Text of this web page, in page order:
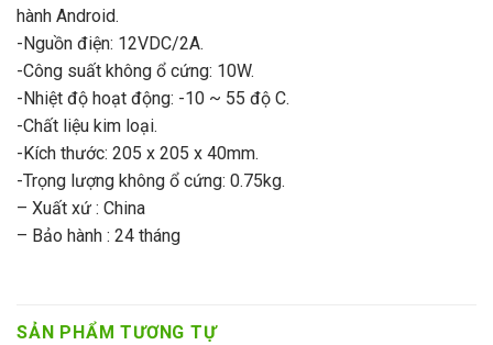
hành Android.
-Nguồn điện: 12VDC/2A.
-Công suất không ổ cứng: 10W.
-Nhiệt độ hoạt động: -10 ~ 55 độ C.
-Chất liệu kim loại.
-Kích thước: 205 x 205 x 40mm.
-Trọng lượng không ổ cứng: 0.75kg.
– Xuất xứ : China
– Bảo hành : 24 tháng
SẢN PHẨM TƯƠNG TỰ